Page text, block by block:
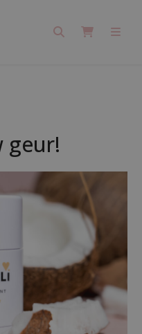
SearchCart
geur!